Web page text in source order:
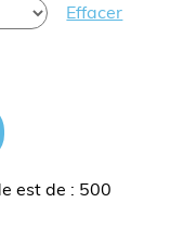
Effacer
est de : 500